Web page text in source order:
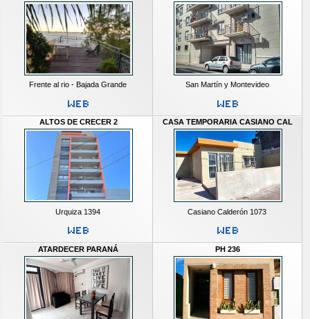
Frente al rio - Bajada Grande San Martín y Montevideo
ALTOS DE CRECER 2
Urquiza 1394
CASA TEMPORARIA CASIANO CAL
Casiano Calderón 1073
ATARDECER PARANÁ PH 236